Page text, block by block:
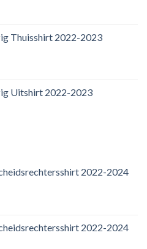
Thuisshirt 2022-2023
Uitshirt 2022-2023
2022-2024
2022-2024